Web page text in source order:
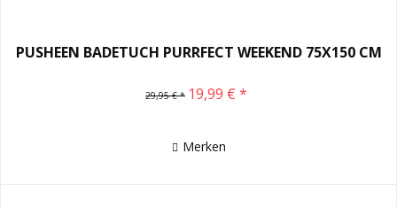
PUSHEEN BADETUCH PURRFECT WEEKEND 75X150 CM
29,95 € * 19,99 € *
Merken